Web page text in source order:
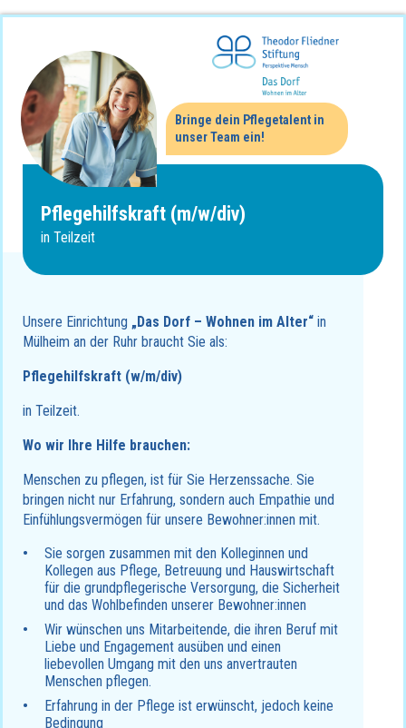
Bringe dein Pflegetalent in
unser Team ein!
Pflegehilfskraft (m/w/div)
in Teilzeit
Unsere Einrichtung „Das Dorf – Wohnen im Alter“ in
Mülheim an der Ruhr braucht Sie als:
Pflegehilfskraft (w/m/div)
in Teilzeit.
Wo wir Ihre Hilfe brauchen:
Menschen zu pflegen, ist für Sie Herzenssache. Sie
bringen nicht nur Erfahrung, sondern auch Empathie und
Einfühlungsvermögen für unsere Bewohner:innen mit.
Sie sorgen zusammen mit den Kolleginnen und
Kollegen aus Pflege, Betreuung und Hauswirtschaft
für die grundpflegerische Versorgung, die Sicherheit
und das Wohlbefinden unserer Bewohner:innen
Wir wünschen uns Mitarbeitende, die ihren Beruf mit
Liebe und Engagement ausüben und einen
liebevollen Umgang mit den uns anvertrauten
Menschen pflegen.
Erfahrung in der Pflege ist erwünscht, jedoch keine
Bedingung